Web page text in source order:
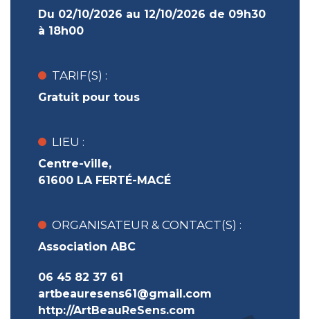
Du 02/10/2026 au 12/10/2026 de 09h30
à 18h00
TARIF(S) :
Gratuit pour tous
LIEU :
Centre-ville,
61600 LA FERTÉ-MACÉ
ORGANISATEUR & CONTACT(S) :
Association ABC
06 45 82 37 61
artbeauresens61@gmail.com
http://ArtBeauReSens.com